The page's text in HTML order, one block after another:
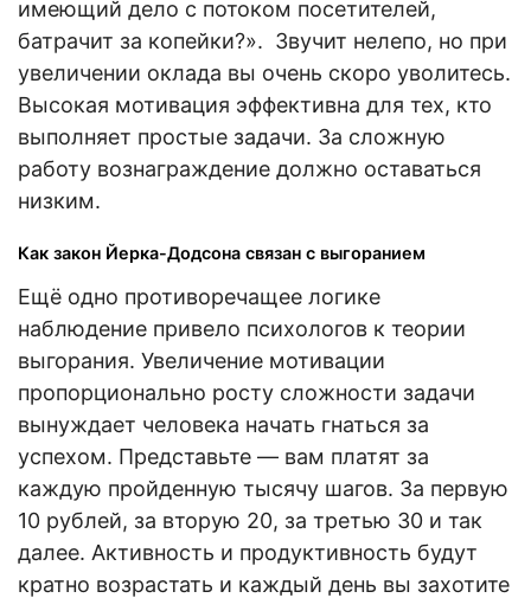
имеющий дело с потоком посетителей,
батрачит за копейки?». Звучит нелепо, но при
увеличении оклада вы очень скоро уволитесь.
Высокая мотивация эффективна для тех, кто
выполняет простые задачи. За сложную
работу вознаграждение должно оставаться
низким.
Как закон Йерка-Додсона связан с выгоранием
Ещё одно противоречащее логике
наблюдение привело психологов к теории
выгорания. Увеличение мотивации
пропорционально росту сложности задачи
вынуждает человека начать гнаться за
успехом. Представьте — вам платят за
каждую пройденную тысячу шагов. За первую
10 рублей, за вторую 20, за третью 30 и так
далее. Активность и продуктивность будут
кратно возрастать и каждый день вы захотите